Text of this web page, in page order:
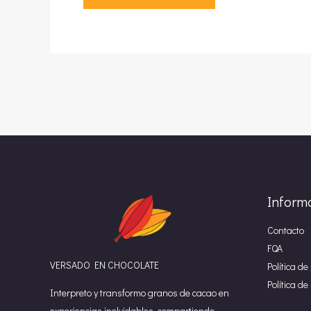
VERSADO EN CHOCOLATE
Interpreto y transformo granos de cacao en
Contacto
FQA
Política
Política